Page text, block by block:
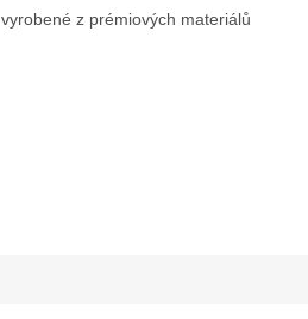
z prémiových materiálů